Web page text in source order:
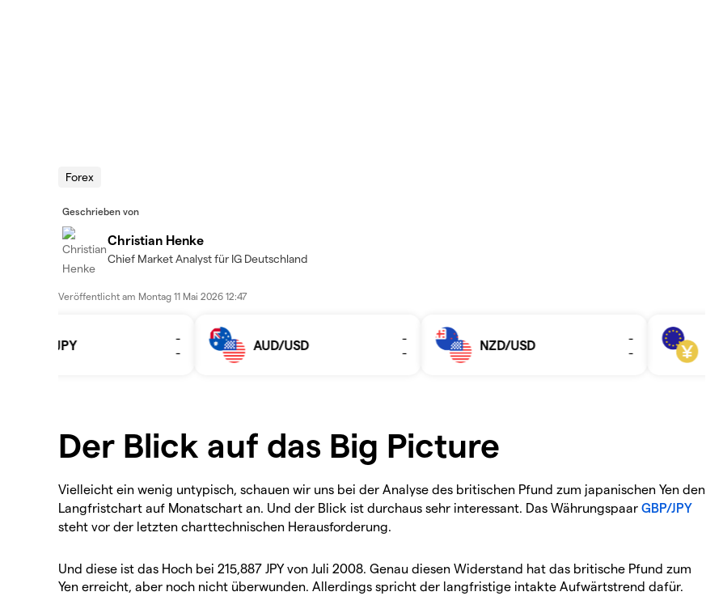
Forex
Geschrieben von
Christian Henke
Chief Market Analyst für IG Deutschland
Veröffentlicht am Montag 11 Mai 2026 12:47
Der Blick auf das Big Picture
Vielleicht ein wenig untypisch, schauen wir uns bei der Analyse des britischen Pfund zum japanischen Yen den
Langfristchart auf Monatschart an. Und der Blick ist durchaus sehr interessant. Das Währungspaar GBP/JPY
steht vor der letzten charttechnischen Herausforderung.
Und diese ist das Hoch bei 215,887 JPY von Juli 2008. Genau diesen Widerstand hat das britische Pfund zum
Yen erreicht, aber noch nicht überwunden. Allerdings spricht der langfristige intakte Aufwärtstrend dafür.